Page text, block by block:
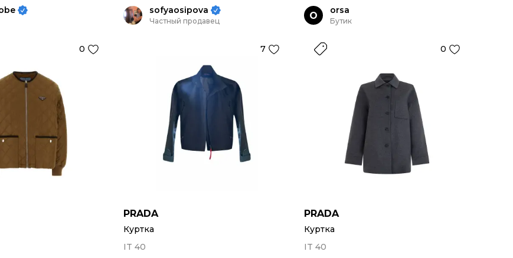
0
sofyaosipova
Частный продавец
7
PRADA
Куртка
IT 40
O orsa
Бутик
0
PRADA
Куртка
IT 40